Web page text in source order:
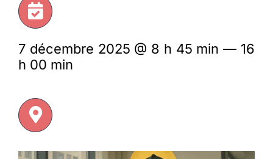
Intéressés
Spiritualité
L’actu
7 décembre 2025 @ 8 h 45 min — 16
h 00 min